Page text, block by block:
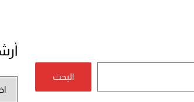
البحث